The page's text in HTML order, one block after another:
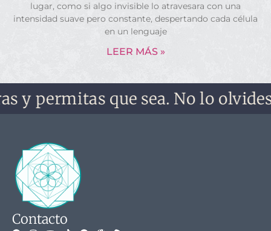
lugar, como si algo invisible lo atravesara con una
intensidad suave pero constante, despertando cada célula
en un lenguaje
LEER MÁS »
que sea. No lo olvides, no te
Contacto